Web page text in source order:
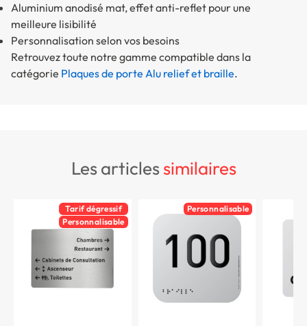
Aluminium anodisé mat, effet anti-reflet pour une
meilleure lisibilité
Personnalisation selon vos besoins
Retrouvez toute notre gamme compatible dans la
catégorie Plaques de porte Alu relief et braille.
les articlessimilaires
Tarif dégressif
Personnalisable
Personnalisable